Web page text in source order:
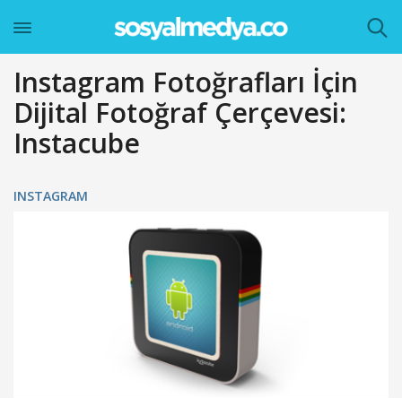
Instagram Fotoğrafları İçin
Dijital Fotoğraf Çerçevesi:
Instacube
INSTAGRAM